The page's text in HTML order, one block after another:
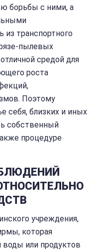
борьбы с ними, а
из транспортного
пылевых
средой для
роста
Поэтому
себя, близких и иных
собственный
процедуре
учреждения,
которая
воды или продуктов